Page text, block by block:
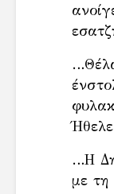
…Η
με